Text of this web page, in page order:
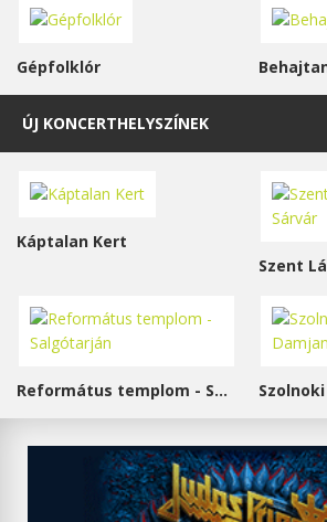
Gépfolklór
ÚJ KONCERTHELYSZÍNEK
Káptalan Kert
Református templom - Salgótarján